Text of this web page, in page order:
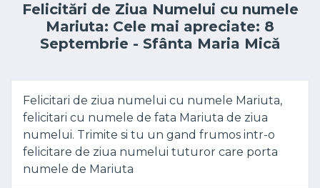
Felicitări de Ziua Numelui cu numele
Mariuta: Cele mai apreciate: 8
Septembrie - Sfânta Maria Mică
Felicitari de ziua numelui cu numele Mariuta,
felicitari cu numele de fata Mariuta de ziua
numelui. Trimite si tu un gand frumos intr-o
felicitare de ziua numelui tuturor care porta
numele de Mariuta